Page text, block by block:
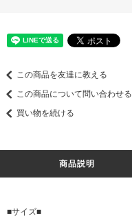
この商品を友達に教える
この商品について問い合わせる
買い物を続ける
商品説明
■サイズ■